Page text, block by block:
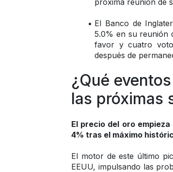
próxima reunión de
El Banco de
5.0% en su reunión
favor y cuatro
después de
¿Qué
las próximas
El precio del oro
4% tras el máximo
El motor de este último
EEUU, impulsando las